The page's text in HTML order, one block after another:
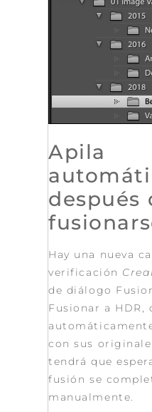
Apila
después
Hay una nueva
verificación
de diálogo
Fusionar a HDR,
con sus
tendrá que
fusión se
manualmente.